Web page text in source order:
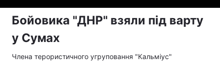
Бойовика "ДНР" взяли під варту
у Сумах
Члена терористичного угруповання "Кальміус"